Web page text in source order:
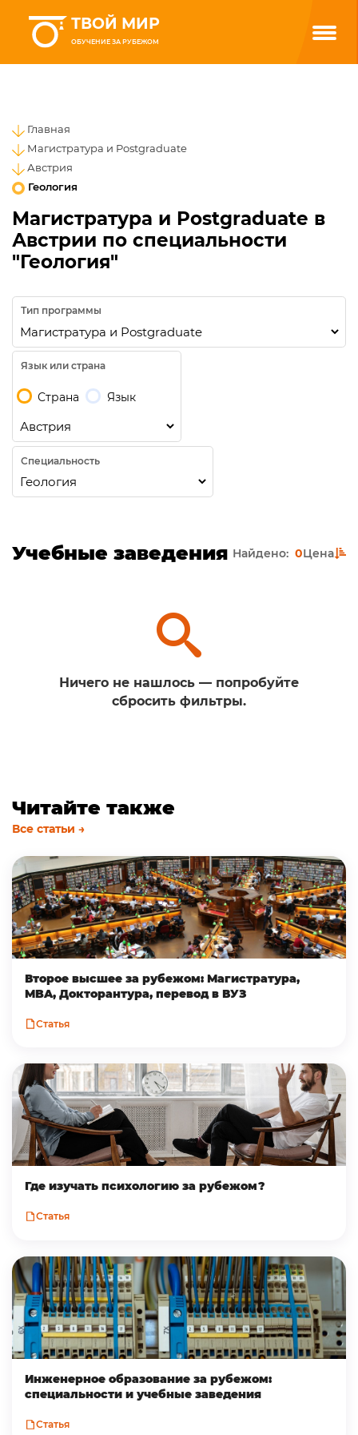
ТВОЙ МИР
ОБУЧЕНИЕ ЗА РУБЕЖОМ
Главная
Магистратура и Postgraduate
Австрия
Геология
Магистратура и Postgraduate в
Австрии по специальности
"Геология"
Тип программы
Язык или страна
Страна Язык
Специальность
Учебные заведения Найдено: 0Цена
Ничего не нашлось — попробуйте
сбросить фильтры.
Читайте также
Все статьи →
Второе высшее за рубежом: Магистратура,
MBA, Докторантура, перевод в ВУЗ
Статья
Где изучать психологию за рубежом?
Статья
Инженерное образование за рубежом:
специальности и учебные заведения
Статья